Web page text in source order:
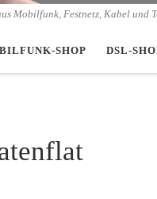
Mobilfunk, Festnetz, Kabel und
SHOP DSL-